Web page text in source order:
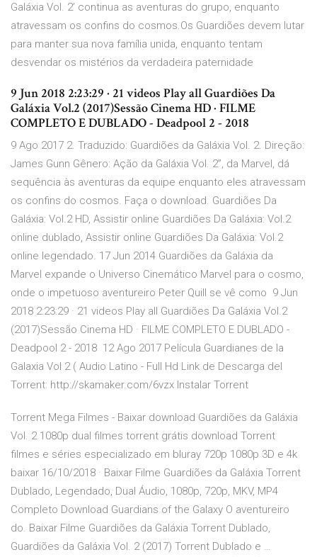
Galáxia Vol. 2’ continua as aventuras do grupo, enquanto
atravessam os confins do cosmos.Os Guardiões devem lutar
para manter sua nova família unida, enquanto tentam
desvendar os mistérios da verdadeira paternidade
9 Jun 2018 2:23:29 · 21 videos Play all Guardiões Da
Galáxia Vol.2 (2017)Sessão Cinema HD · FILME
COMPLETO E DUBLADO - Deadpool 2 - 2018
9 Ago 2017 2. Traduzido: Guardiões da Galáxia Vol. 2. Direção:
James Gunn Gênero: Ação da Galáxia Vol. 2”, da Marvel, dá
sequência às aventuras da equipe enquanto eles atravessam
os confins do cosmos. Faça o download. Guardiões Da
Galáxia: Vol.2 HD, Assistir online Guardiões Da Galáxia: Vol.2
online dublado, Assistir online Guardiões Da Galáxia: Vol.2
online legendado. 17 Jun 2014 Guardiões da Galáxia da
Marvel expande o Universo Cinemático Marvel para o cosmo,
onde o impetuoso aventureiro Peter Quill se vê como 9 Jun
2018 2:23:29 · 21 videos Play all Guardiões Da Galáxia Vol.2
(2017)Sessão Cinema HD · FILME COMPLETO E DUBLADO -
Deadpool 2 - 2018 12 Ago 2017 Película Guardianes de la
Galaxia Vol 2 ( Audio Latino - Full Hd Link de Descarga del
Torrent: http://skamaker.com/6vzx Instalar Torrent
Torrent Mega Filmes - Baixar download Guardiões da Galáxia
Vol. 2 1080p dual filmes torrent grátis download Torrent
filmes e séries especializado em bluray 720p 1080p 3D e 4k
baixar 16/10/2018 · Baixar Filme Guardiões da Galáxia Torrent
Dublado, Legendado, Dual Áudio, 1080p, 720p, MKV, MP4
Completo Download Guardians of the Galaxy O aventureiro
do. Baixar Filme Guardiões da Galáxia Torrent Dublado,
Guardiões da Galáxia Vol. 2 (2017) Torrent Dublado e …